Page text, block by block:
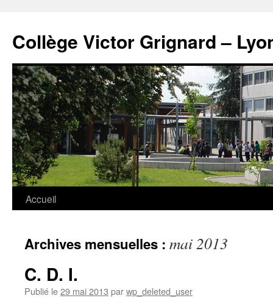
contenu
Collège Victor Grignard –
Accueil
Archives mensuelles : mai 2013
C. D. I.
Publié le29 mai 2013 parwp_deleted_user